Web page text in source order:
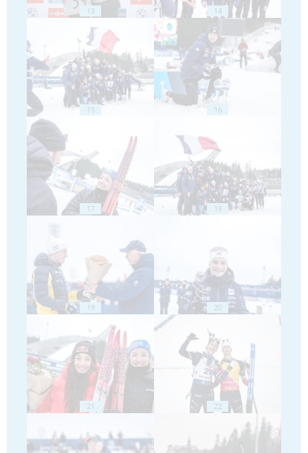
13 14
15 16
17 18
19 20
21 22